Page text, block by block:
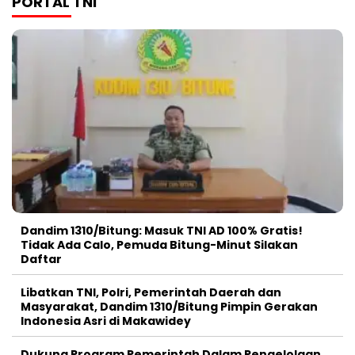
Dandim 1310/Bitung: Masuk TNI AD 100% Gratis!
Tidak Ada Calo, Pemuda Bitung-Minut Silakan
Daftar
Libatkan TNI, Polri, Pemerintah Daerah dan
Masyarakat, Dandim 1310/Bitung Pimpin Gerakan
Indonesia Asri di Makawidey